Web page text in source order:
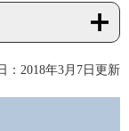
：2018年3月7日更新